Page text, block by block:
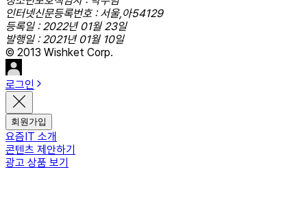
인터넷신문등록번호 : 서울,아54129
등록일 : 2022년 01월 23일
발행일 : 2021년 01월 10일
© 2013 Wishket Corp.
로그인
회원가입
요즘IT 소개
콘텐츠 제안하기
광고 상품 보기